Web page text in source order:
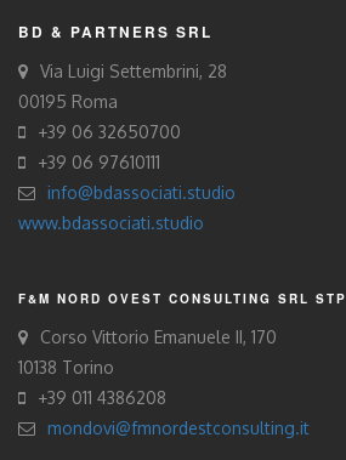
BD & PARTNERS SRL
Via Luigi Settembrini, 28
00195 Roma
+39 06 32650700
+39 06 97610111
info@bdassociati.studio
www.bdassociati.studio
F&M NORD OVEST CONSULTING SRL STP
Corso Vittorio Emanuele II, 170
10138 Torino
+39 011 4386208
mondovi@fmnordestconsulting.it